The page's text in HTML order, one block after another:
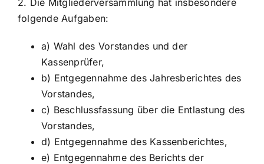
folgende Aufgaben:
a) Wahl des Vorstandes und der
Kassenprüfer,
b) Entgegennahme des Jahresberichtes des
Vorstandes,
c) Beschlussfassung über die Entlastung des
Vorstandes,
d) Entgegennahme des Kassenberichtes,
e) Entgegennahme des Berichts der